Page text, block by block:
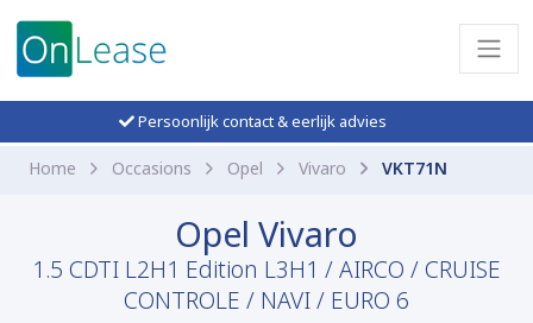
Persoonlijk contact & eerlijk advies
Home Occasions Opel Vivaro VKT71N
Opel Vivaro
1.5 CDTI L2H1 Edition L3H1 / AIRCO / CRUISE
CONTROLE / NAVI / EURO 6